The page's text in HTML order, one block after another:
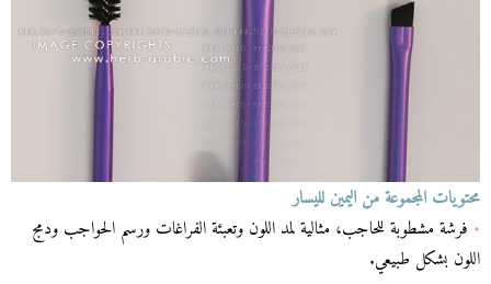
محتويات المجموعة من اليمين لليسار
• فرشة مشطوبة للحاجب، مثالية لمد اللون وتعبئة الفراغات ورسم الحواجب ودمج
اللون بشكل طبيعي.